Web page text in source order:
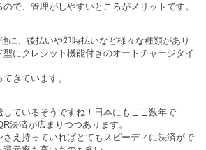
で、管理がしやすいところがメリットです。
に、後払いや即時払いなど様々な種類があり
型にクレジット機能付きのオートチャージタイ
きています。
ているそうですね！日本にもここ数年で
決済が広まりつつあります。
さえ持っていればとてもスピーディに決済がで